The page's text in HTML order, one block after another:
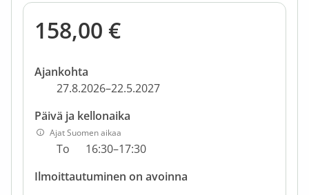
158,00 €
Ajankohta
27.8.2026–22.5.2027
Päivä ja kellonaika
Ajat Suomen aikaa
To
16:30–17:30
Ilmoittautuminen on avoinna